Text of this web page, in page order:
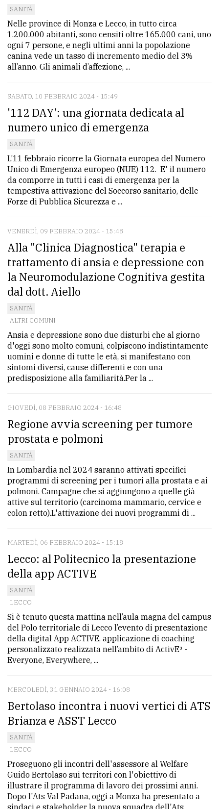
SANITÀ
Nelle province di Monza e Lecco, in tutto circa
1.200.000 abitanti, sono censiti oltre 165.000 cani, uno
ogni 7 persone, e negli ultimi anni la popolazione
canina vede un tasso di incremento medio del 3%
all’anno. Gli animali d’affezione, ...
SABATO, 10 FEBBRAIO 2024 - 15:49
'112 DAY': una giornata dedicata al
numero unico di emergenza
SANITÀ
L’11 febbraio ricorre la Giornata europea del Numero
Unico di Emergenza europeo (NUE) 112. E' il numero
da comporre in tutti i casi di emergenza per la
tempestiva attivazione del Soccorso sanitario, delle
Forze di Pubblica Sicurezza e ...
VENERDÌ, 09 FEBBRAIO 2024 - 15:48
Alla "Clinica Diagnostica" terapia e
trattamento di ansia e depressione con
la Neuromodulazione Cognitiva gestita
dal dott. Aiello
SANITÀ
ALTRI COMUNI
Ansia e depressione sono due disturbi che al giorno
d'oggi sono molto comuni, colpiscono indistintamente
uomini e donne di tutte le età, si manifestano con
sintomi diversi, cause differenti e con una
predisposizione alla familiarità.Per la ...
GIOVEDÌ, 08 FEBBRAIO 2024 - 16:48
Regione avvia screening per tumore
prostata e polmoni
SANITÀ
In Lombardia nel 2024 saranno attivati specifici
programmi di screening per i tumori alla prostata e ai
polmoni. Campagne che si aggiungono a quelle già
attive sul territorio (carcinoma mammario, cervice e
colon retto).L'attivazione dei nuovi programmi di ...
MARTEDÌ, 06 FEBBRAIO 2024 - 15:18
Lecco: al Politecnico la presentazione
della app ACTIVE
SANITÀ
LECCO
Si è tenuto questa mattina nell’aula magna del campus
del Polo territoriale di Lecco l’evento di presentazione
della digital App ACTIVE, applicazione di coaching
personalizzato realizzata nell’ambito di ActivE³ -
Everyone, Everywhere, ...
MERCOLEDÌ, 31 GENNAIO 2024 - 16:08
Bertolaso incontra i nuovi vertici di ATS
Brianza e ASST Lecco
SANITÀ
LECCO
Proseguono gli incontri dell'assessore al Welfare
Guido Bertolaso sui territori con l'obiettivo di
illustrare il programma di lavoro dei prossimi anni.
Dopo l'Ats Val Padana, oggi a Monza ha presentato a
sindaci e stakeholder la nuova squadra dell'Ats